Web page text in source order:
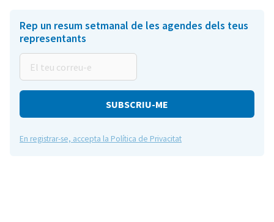
Rep un resum setmanal de les agendes dels teus
representants
teu
correu-
En registrar-se, accepta la Política de Privacitat